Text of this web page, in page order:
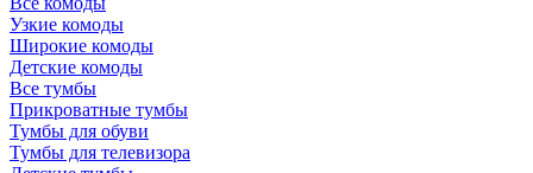
Узкие комоды
Широкие комоды
Детские комоды
Все тумбы
Прикроватные тумбы
Тумбы для обуви
Тумбы для телевизора